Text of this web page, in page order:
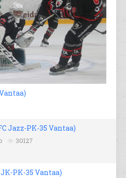
Jazz-PK-35 Vantaa)
30127
PK-35 Vantaa)